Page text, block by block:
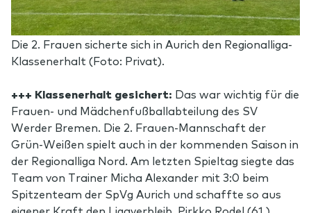
Die 2. Frauen sicherte sich in Aurich den Regionalliga-
Klassenerhalt (Foto: Privat).
+++ Klassenerhalt gesichert: Das war wichtig für die
Frauen- und Mädchenfußballabteilung des SV
Werder Bremen. Die 2. Frauen-Mannschaft der
Grün-Weißen spielt auch in der kommenden Saison in
der Regionalliga Nord. Am letzten Spieltag siegte das
Team von Trainer Micha Alexander mit 3:0 beim
Spitzenteam der SpVg Aurich und schaffte so aus